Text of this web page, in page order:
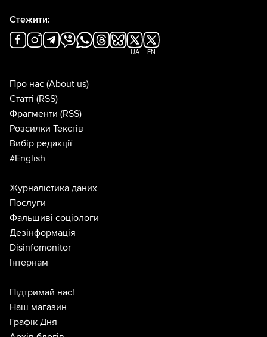
Стежити:
UA EN
Про нас (About us)
Статті (RSS)
Фрагменти (RSS)
Розсилки Текстів
Вибір редакції
#English
Журналістика даних
Послуги
Фальшиві соціологи
Дезінформація
Disinfomonitor
Інтернам
Підтримай нас!
Наш магазин
Графік Дня